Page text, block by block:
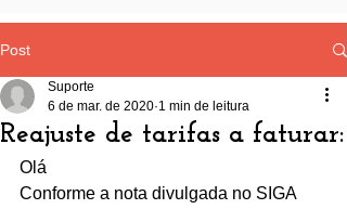
Post
Reajuste de tarifas a faturar:
Suporte
6 de mar. de 2020 1 min de leitura
Olá
Conforme a nota divulgada no SIGA